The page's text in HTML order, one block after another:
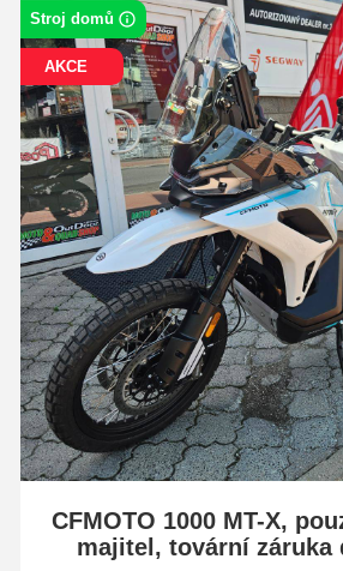
Stroj domů
AKCE
CFMOTO 1000 MT-X,
majitel, tovární záruka